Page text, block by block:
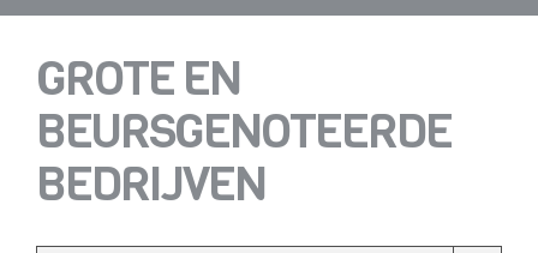
GROTE EN
BEURSGENOTEERDE
BEDRIJVEN